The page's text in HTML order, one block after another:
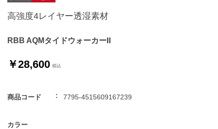
RBB AQMタイドウォーカーⅡ
高強度4レイヤー透湿素材
￥28,600
商品コード 7795-4515609167239
カラー